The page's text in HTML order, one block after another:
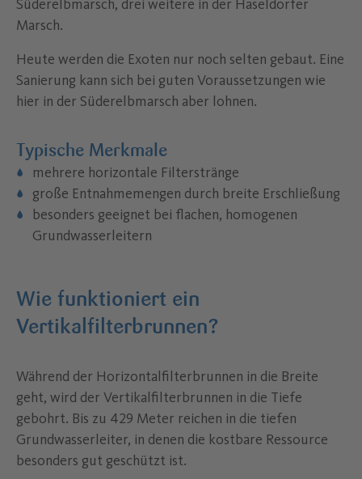
Süderelbmarsch, drei weitere in der Haseldorfer
Marsch.
Heute werden die Exoten nur noch selten gebaut. Eine
Sanierung kann sich bei guten Voraussetzungen wie
hier in der Süderelbmarsch aber lohnen.
Typische Merkmale
mehrere horizontale Filterstränge
große Entnahmemengen durch breite Erschließung
besonders geeignet bei flachen, homogenen
Grundwasserleitern
Wie funktioniert ein
Vertikalfilterbrunnen?
Während der Horizontalfilterbrunnen in die Breite
geht, wird der Vertikalfilterbrunnen in die Tiefe
gebohrt. Bis zu 429 Meter reichen in die tiefen
Grundwasserleiter, in denen die kostbare Ressource
besonders gut geschützt ist.